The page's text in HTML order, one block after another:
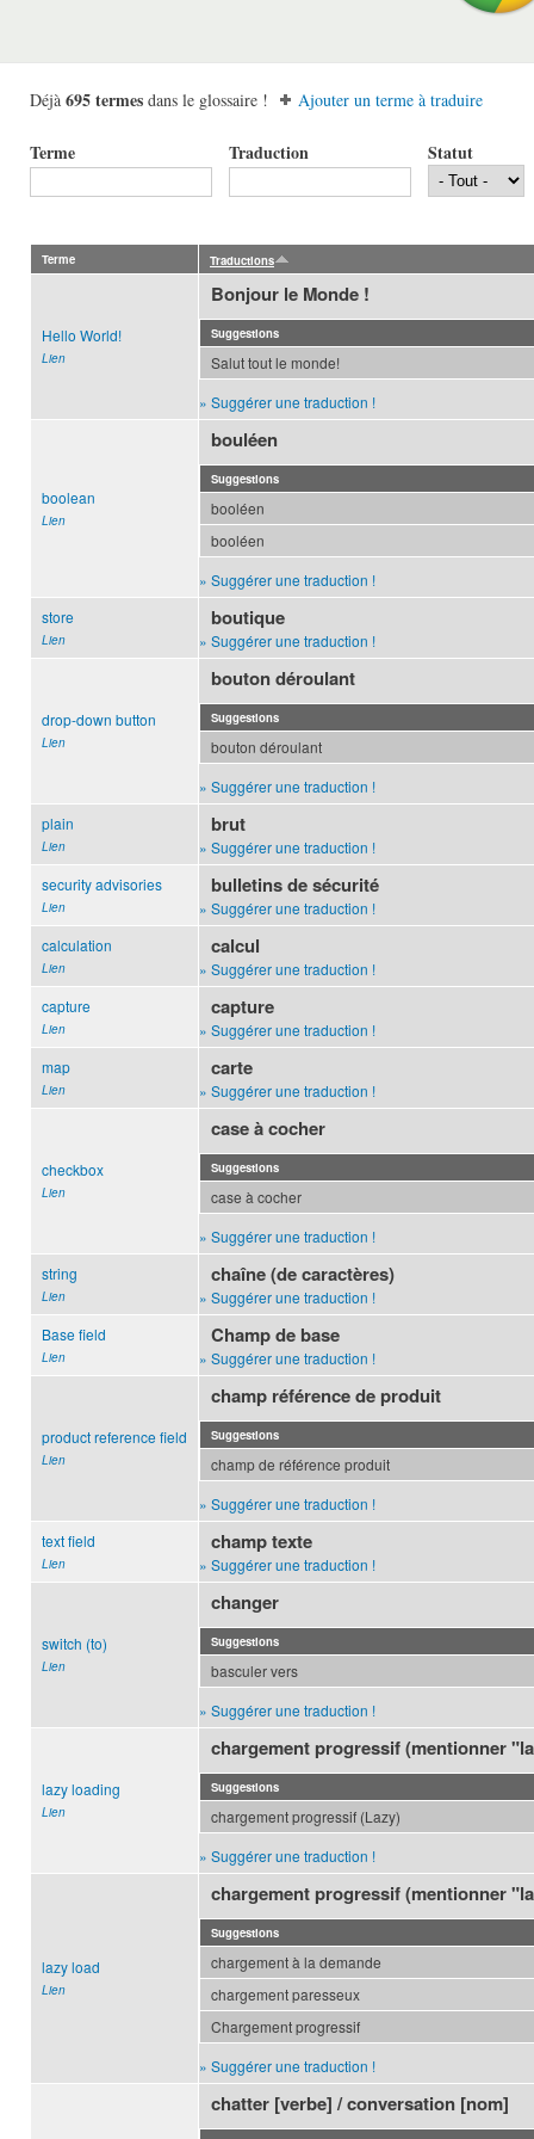
Déjà 695 termes dans le glossaire ! Ajouter un terme à traduire
Terme Traduction Statut
Terme Traductions
Hello World!
Lien
Bonjour le Monde !
Suggestions
Salut tout le monde!
» Suggérer une traduction !
boolean
Lien
bouléen
Suggestions
booléen
booléen
» Suggérer une traduction !
store
Lien
boutique
» Suggérer une traduction !
drop-down button
Lien
bouton déroulant
Suggestions
bouton déroulant
» Suggérer une traduction !
plain
Lien
brut
» Suggérer une traduction !
security advisories
Lien
bulletins de sécurité
» Suggérer une traduction !
calculation
Lien
calcul
» Suggérer une traduction !
capture
Lien
capture
» Suggérer une traduction !
map
Lien
carte
» Suggérer une traduction !
checkbox
Lien
case à cocher
Suggestions
case à cocher
» Suggérer une traduction !
string
Lien
chaîne (de caractères)
» Suggérer une traduction !
Base field
Lien
Champ de base
» Suggérer une traduction !
product reference field
Lien
champ référence de produit
Suggestions
champ de référence produit
» Suggérer une traduction !
text field
Lien
champ texte
» Suggérer une traduction !
switch (to)
Lien
changer
Suggestions
basculer vers
» Suggérer une traduction !
lazy loading
Lien
chargement progressif (mentionner
Suggestions
chargement progressif (Lazy)
» Suggérer une traduction !
lazy load
Lien
chargement progressif (mentionner
Suggestions
chargement à la demande
chargement paresseux
Chargement progressif
» Suggérer une traduction !
chatter [verbe] / conversation [nom]